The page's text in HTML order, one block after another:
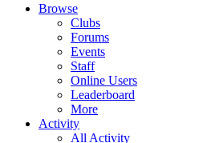
Browse
Clubs
Forums
Events
Staff
Online Users
Leaderboard
More
Activity
All Activity